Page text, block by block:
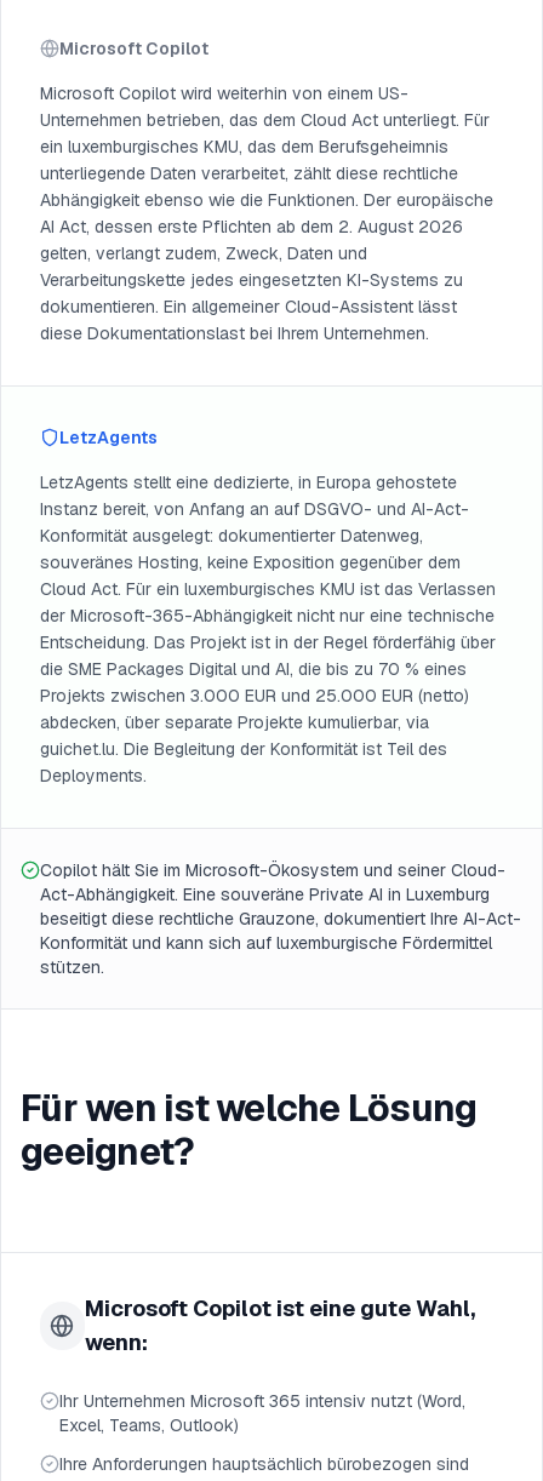
Microsoft Copilot
Microsoft Copilot wird weiterhin von einem US-
Unternehmen betrieben, das dem Cloud Act unterliegt. Für
ein luxemburgisches KMU, das dem Berufsgeheimnis
unterliegende Daten verarbeitet, zählt diese rechtliche
Abhängigkeit ebenso wie die Funktionen. Der europäische
AI Act, dessen erste Pflichten ab dem 2. August 2026
gelten, verlangt zudem, Zweck, Daten und
Verarbeitungskette jedes eingesetzten KI-Systems zu
dokumentieren. Ein allgemeiner Cloud-Assistent lässt
diese Dokumentationslast bei Ihrem Unternehmen.
LetzAgents
LetzAgents stellt eine dedizierte, in Europa gehostete
Instanz bereit, von Anfang an auf DSGVO- und AI-Act-
Konformität ausgelegt: dokumentierter Datenweg,
souveränes Hosting, keine Exposition gegenüber dem
Cloud Act. Für ein luxemburgisches KMU ist das Verlassen
der Microsoft-365-Abhängigkeit nicht nur eine technische
Entscheidung. Das Projekt ist in der Regel förderfähig über
die SME Packages Digital und AI, die bis zu 70 % eines
Projekts zwischen 3.000 EUR und 25.000 EUR (netto)
abdecken, über separate Projekte kumulierbar, via
guichet.lu. Die Begleitung der Konformität ist Teil des
Deployments.
Copilot hält Sie im Microsoft-Ökosystem und seiner Cloud-
Act-Abhängigkeit. Eine souveräne Private AI in Luxemburg
beseitigt diese rechtliche Grauzone, dokumentiert Ihre AI-Act-
Konformität und kann sich auf luxemburgische Fördermittel
stützen.
Für wen ist welche Lösung
geeignet?
Microsoft Copilot ist eine gute Wahl,
wenn:
Ihr Unternehmen Microsoft 365 intensiv nutzt (Word,
Excel, Teams, Outlook)
Ihre Anforderungen hauptsächlich bürobezogen sind